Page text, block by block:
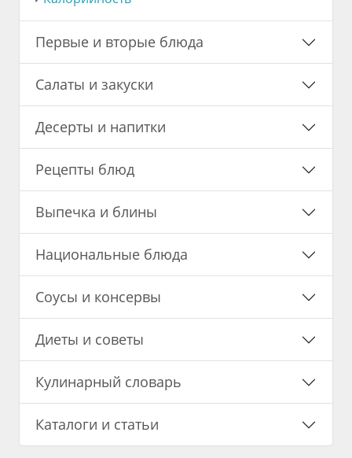
Первые и вторые блюда
Салаты и закуски
Десерты и напитки
Рецепты блюд
Выпечка и блины
Национальные блюда
Соусы и консервы
Диеты и советы
Кулинарный словарь
Каталоги и статьи